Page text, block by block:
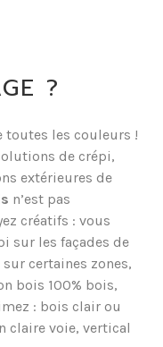
?
toutes les couleurs !
de crépi,
extérieures de
n’est pas
créatifs : vous
sur les façades de
certaines zones,
bois 100% bois,
: bois clair ou
claire voie, vertical